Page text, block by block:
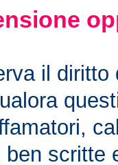
il diritto
scritte